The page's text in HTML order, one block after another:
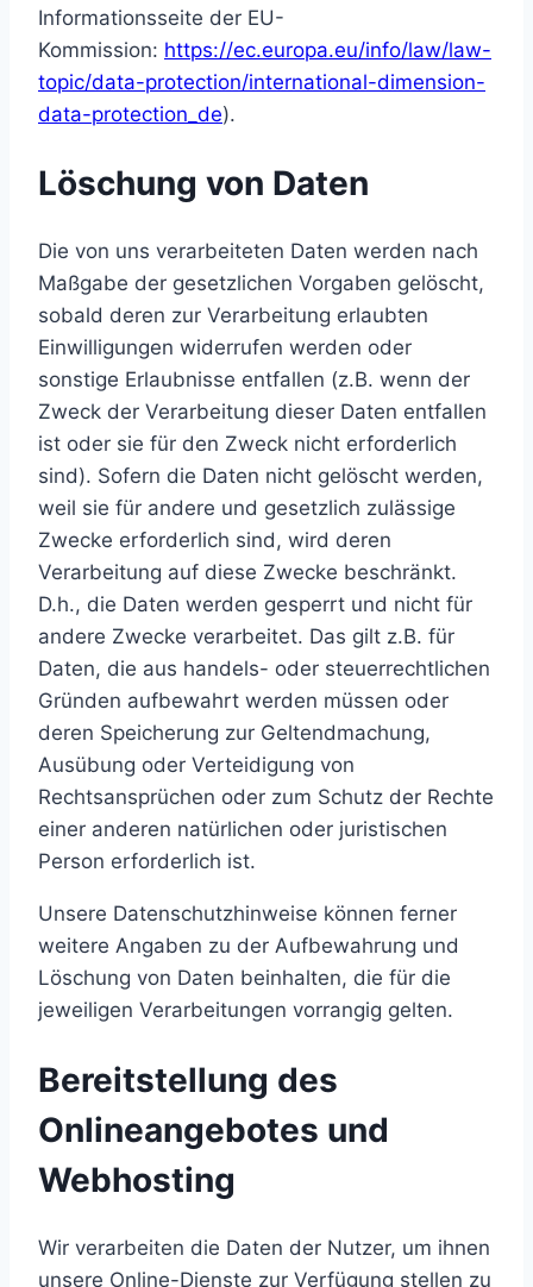
Informationsseite der EU-
Kommission: https://ec.europa.eu/info/law/law-
topic/data-protection/international-dimension-
data-protection_de).
Löschung von Daten
Die von uns verarbeiteten Daten werden nach
Maßgabe der gesetzlichen Vorgaben gelöscht,
sobald deren zur Verarbeitung erlaubten
Einwilligungen widerrufen werden oder
sonstige Erlaubnisse entfallen (z.B. wenn der
Zweck der Verarbeitung dieser Daten entfallen
ist oder sie für den Zweck nicht erforderlich
sind). Sofern die Daten nicht gelöscht werden,
weil sie für andere und gesetzlich zulässige
Zwecke erforderlich sind, wird deren
Verarbeitung auf diese Zwecke beschränkt.
D.h., die Daten werden gesperrt und nicht für
andere Zwecke verarbeitet. Das gilt z.B. für
Daten, die aus handels- oder steuerrechtlichen
Gründen aufbewahrt werden müssen oder
deren Speicherung zur Geltendmachung,
Ausübung oder Verteidigung von
Rechtsansprüchen oder zum Schutz der Rechte
einer anderen natürlichen oder juristischen
Person erforderlich ist.
Unsere Datenschutzhinweise können ferner
weitere Angaben zu der Aufbewahrung und
Löschung von Daten beinhalten, die für die
jeweiligen Verarbeitungen vorrangig gelten.
Bereitstellung des
Onlineangebotes und
Webhosting
Wir verarbeiten die Daten der Nutzer, um ihnen
unsere Online-Dienste zur Verfügung stellen zu